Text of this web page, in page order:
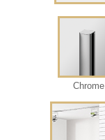
Chrome